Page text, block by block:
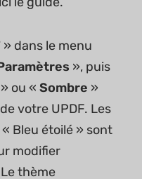
» dans le menu
», puis
» ou « Sombre »
votre UPDF. Les
Bleu étoilé » sont
modifier
thème